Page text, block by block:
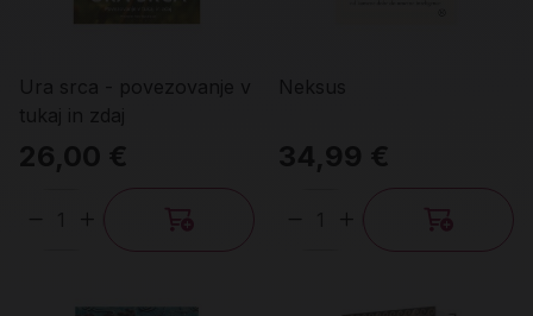
Ura srca - povezovanje v
tukaj in zdaj
26,00 €
Količina
Neksus
34,99 €
Količina